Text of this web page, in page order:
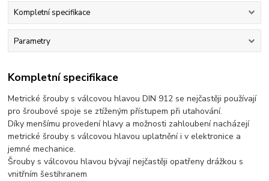
Kompletní specifikace
Parametry
Kompletní specifikace
Metrické šrouby s válcovou hlavou DIN 912 se nejčastěji používají
pro šroubové spoje se ztíženým přístupem při utahování.
Díky menšímu provedení hlavy a možnosti zahloubení nacházejí
metrické šrouby s válcovou hlavou uplatnění i v elektronice a
jemné mechanice.
Šrouby s válcovou hlavou bývají nejčastěji opatřeny drážkou s
vnitřním šestihranem